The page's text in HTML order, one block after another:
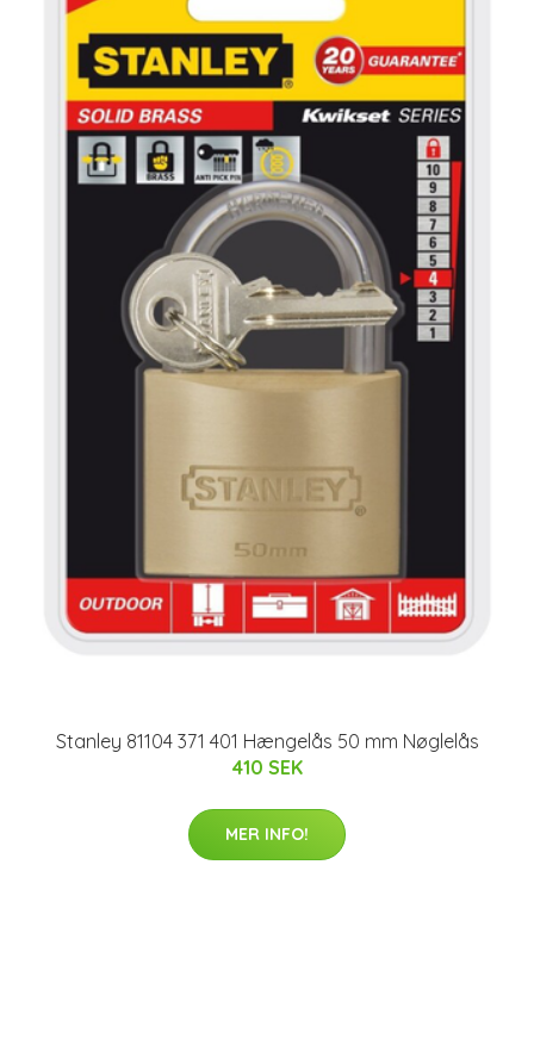
Stanley 81104 371 401 Hængelås 50 mm Nøglelås
410 SEK
MER INFO!